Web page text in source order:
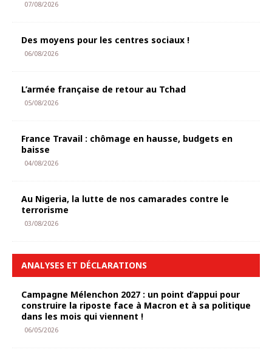
07/08/2026
Des moyens pour les centres sociaux !
06/08/2026
L’armée française de retour au Tchad
05/08/2026
France Travail : chômage en hausse, budgets en
baisse
04/08/2026
Au Nigeria, la lutte de nos camarades contre le
terrorisme
03/08/2026
ANALYSES ET DÉCLARATIONS
Campagne Mélenchon 2027 : un point d’appui pour
construire la riposte face à Macron et à sa politique
dans les mois qui viennent !
06/05/2026